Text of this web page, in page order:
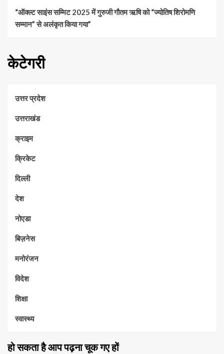
“ऑक्ल्ट साइंस सम्मिट 2025 में गुरुजी गौतम ऋषि को “ज्योतिष शिरोमणि
सम्मान” से अलंकृत किया गया”
केटेगरी
उत्तर प्रदेश
उत्तराखंड
क्राइम
क्रिकेट
दिल्ली
देश
नोएडा
बिज़नेस
मनोरंजन
विदेश
शिक्षा
स्वास्थ्य
हो सकता है आप पढ़ना चूक गए हों